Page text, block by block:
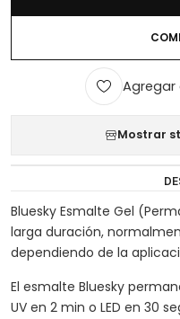
Agregar
Mostrar
Bluesky Esmalte Gel
larga duración,
dependiendo de la
El esmalte Bluesky
UV en 2 min o LED en 30